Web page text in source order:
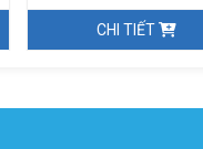
CHI TIẾT